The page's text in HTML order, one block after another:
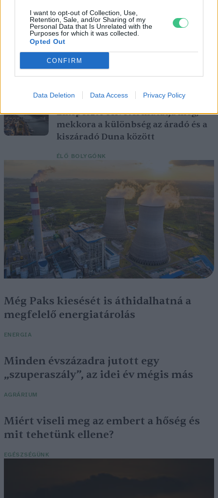
I want to opt-out of Collection, Use,
Retention, Sale, and/or Sharing of my
Personal Data that Is Unrelated with the
Purposes for which it was collected.
Opted Out
CONFIRM
Data Deletion Data Access Privacy Policy
Szöllősi Gáborral, a Gardenfutura ügyvezetőjével beszélgettünk.
Történelmi aszály sújtja Nagy-
Britanniát is
Elképesztő felvétel mutatja meg,
mekkora a különbség az áradó és a
kiszáradó Duna között
ÉLŐ BOLYGÓNK
Még Paks kiesését is áthidalhatná a
megfelelő energiatárolás
ENERGIA
Minden évszázadra jutott egy
„szuperaszály”, az idei év mégis más
AGRÁRIUM
Miért viseli meg az embert a hőség és
mit tehetünk ellene?
EGÉSZSÉGÜNK